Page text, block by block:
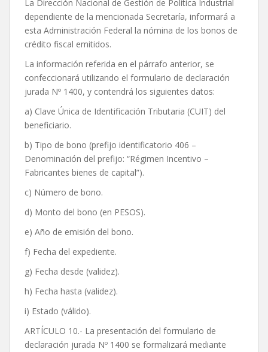
La Dirección Nacional de Gestión de Política Industrial
dependiente de la mencionada Secretaría, informará a
esta Administración Federal la nómina de los bonos de
crédito fiscal emitidos.
La información referida en el párrafo anterior, se
confeccionará utilizando el formulario de declaración
jurada Nº 1400, y contendrá los siguientes datos:
a) Clave Única de Identificación Tributaria (CUIT) del
beneficiario.
b) Tipo de bono (prefijo identificatorio 406 –
Denominación del prefijo: “Régimen Incentivo –
Fabricantes bienes de capital”).
c) Número de bono.
d) Monto del bono (en PESOS).
e) Año de emisión del bono.
f) Fecha del expediente.
g) Fecha desde (validez).
h) Fecha hasta (validez).
i) Estado (válido).
ARTÍCULO 10.- La presentación del formulario de
declaración jurada Nº 1400 se formalizará mediante